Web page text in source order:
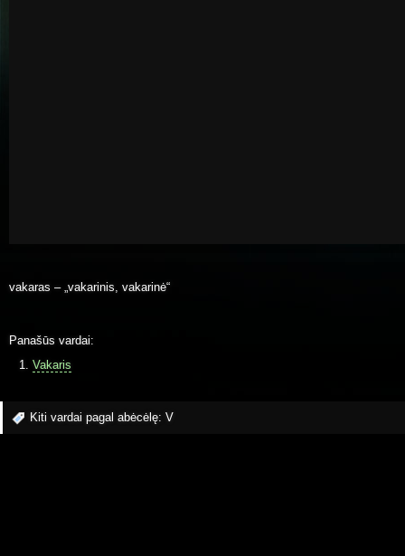
vakaras – „vakarinis, vakarinė“
Panašūs vardai:
Vakaris
Kiti vardai pagal abėcėlę: V